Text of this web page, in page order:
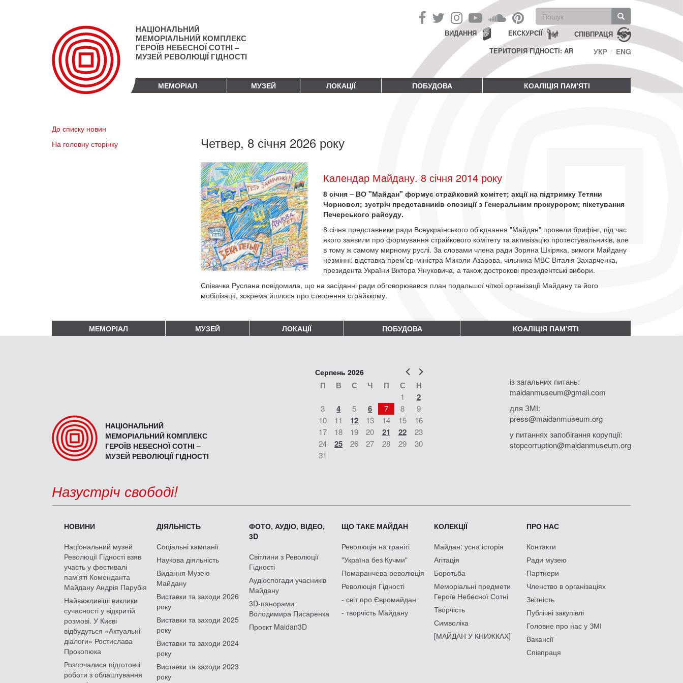
НАЦІОНАЛЬНИЙ
МЕМОРІАЛЬНИЙ КОМПЛЕКС
ГЕРОЇВ НЕБЕСНОЇ СОТНІ –
МУЗЕЙ РЕВОЛЮЦІЇ ГІДНОСТІ
Пошукова
форма
Пошук СПІВПРАЦЯ
ЕКСКУРСІЇ
ВИДАННЯ
ТЕРИТОРІЯ ГІДНОСТІ: AR
УКР ENG
МЕМОРІАЛ МУЗЕЙ ЛОКАЦІЇ ПОБУДОВА КОАЛІЦІЯ ПАМ'ЯТІ
До списку новин
На головну сторінку
Четвер, 8 січня 2026 року
Календар Майдану. 8 січня 2014 року
8 січня – ВО "Майдан" формує страйковий комітет; акції на підтримку Тетяни
Чорновол; зустріч представників опозиції з Генеральним прокурором; пікетування
Печерського райсуду.
8 січня представники ради Всеукраїнського об’єднання "Майдан" провели брифінг, під час
якого заявили про формування страйкового комітету та активізацію протестувальників, але
в тому ж самому мирному руслі. За словами члена ради Зоряна Шкіряка, вимоги Майдану
незмінні: відставка прем’єр-міністра Миколи Азарова, чільника МВС Віталія Захарченка,
президента України Віктора Януковича, а також дострокові президентські вибори.
Співачка Руслана повідомила, що на засіданні ради обговорювався план подальшої чіткої організації Майдану та його
мобілізації, зокрема йшлося про створення страйккому.
МЕМОРІАЛ МУЗЕЙ ЛОКАЦІЇ ПОБУДОВА КОАЛІЦІЯ ПАМ'ЯТІ
НАЦІОНАЛЬНИЙ
МЕМОРІАЛЬНИЙ КОМПЛЕКС
ГЕРОЇВ НЕБЕСНОЇ СОТНІ –
МУЗЕЙ РЕВОЛЮЦІЇ ГІДНОСТІ
Попер
Серпень 2026
П В С Ч П С Н
1 2
3 4 5 6 7 8
9
10
11 12 13 14 15
16
17
18 19 20 21 22
23
24
25 26 27 28 29
30
31
із загальних питань:
maidanmuseum@gmail.com
для ЗМІ:
press@maidanmuseum.org
у питаннях запобігання корупції:
stopcorruption@maidanmuseum.org
Назустріч свободі!
НОВИНИ
Національний музей
Революції Гідності взяв
участь у фестивалі
пам'яті Коменданта
Майдану Андрія Парубія
Найважливіші виклики
сучасності у відкритій
розмові. У Києві
відбудуться «Актуальні
діалоги» Ростислава
Прокопюка
Розпочалися підготовчі
роботи з облаштування
ДІЯЛЬНІСТЬ
Соціальні кампанії
Наукова діяльність
Видання Музею
Майдану
Виставки та заходи 2026
року
Виставки та заходи 2025
року
Виставки та заходи 2024
року
Виставки та заходи 2023
року
ФОТО, АУДІО, ВІДЕО,
3D
Світлини з Революції
Гідності
Аудіоспогади учасників
Майдану
3D-панорами
Володимира Писаренка
Проєкт Maidan3D
ЩО ТАКЕ МАЙДАН
Революція на граніті
"Україна без Кучми"
Помаранчева революція
Революція Гідності
- світ про Євромайдан
- творчість Майдану
КОЛЕКЦІЇ
Майдан: усна історія
Агітація
Боротьба
Меморіальні предмети
Героїв Небесної Сотні
Творчість
Символіка
[МАЙДАН У КНИЖКАХ]
ПРО НАС
Контакти
Ради музею
Партнери
Членство в організаціях
Звітність
Публічні закупівлі
Головне про нас у ЗМІ
Вакансії
Співпраця